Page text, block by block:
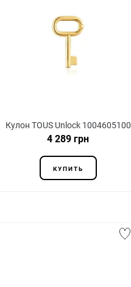
Кулон TOUS Unlock 1004605100
4 289 грн
КУПИТЬ